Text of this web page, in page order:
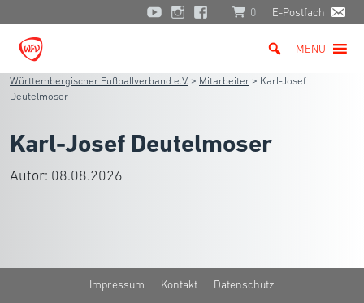
0 E-Postfach
MENU
Württembergischer Fußballverband e.V. > Mitarbeiter > Karl-Josef
Deutelmoser
Karl-Josef Deutelmoser
Autor: 08.08.2026
Impressum Kontakt Datenschutz